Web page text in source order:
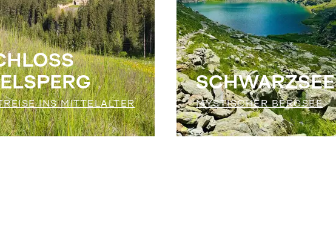
INS MITTELALTER
SCHWARZSEE
MYSTISCHER BERGSEE